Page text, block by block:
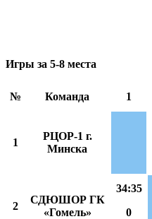
Игры за 5-8 места
№ Команда 1
1
РЦОР-1 г.
Минска
2
СДЮШОР ГК
«Гомель»
34:35
0